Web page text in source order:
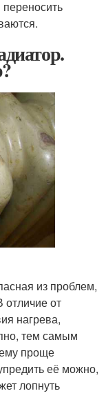
из проблем,
от
нагрева,
тем самым
проще
её можно,
лопнуть